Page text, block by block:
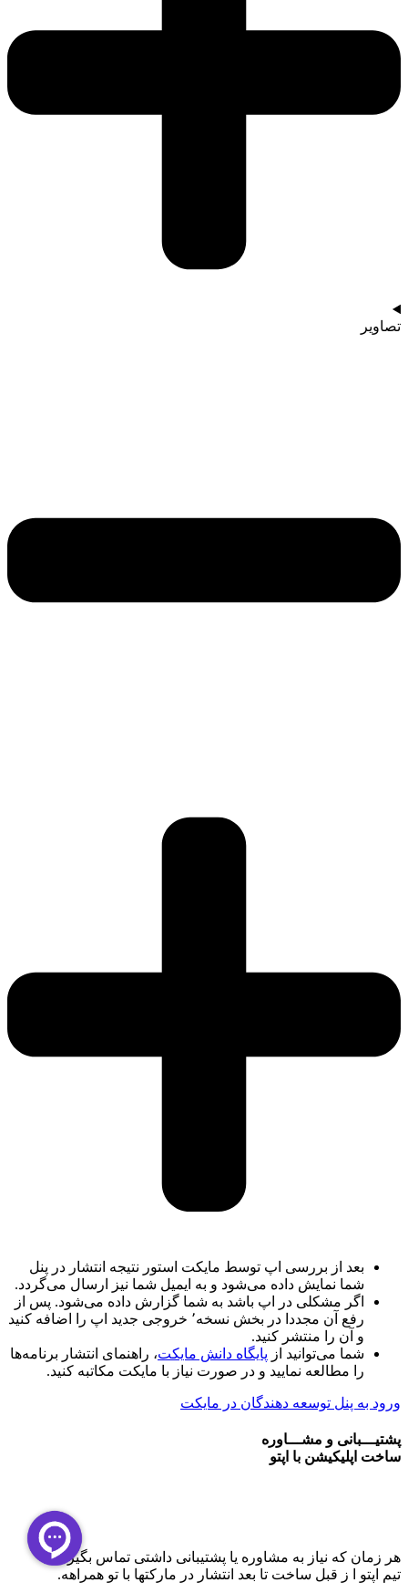
تصاویر
بعد از بررسی اپ توسط مایکت استور نتیجه انتشار در پنل
شما نمایش داده می‌شود و به ایمیل شما نیز ارسال می‌گردد.
اگر مشکلی در اپ باشد به شما گزارش داده می‌شود. پس از
رفع آن مجددا در بخش نسخه٬ خروجی جدید اپ را اضافه کنید
و آن را منتشر کنید.
شما می‌توانید از پایگاه دانش مایکت، راهنمای انتشار برنامه‌ها
را مطالعه نمایید و در صورت نیاز با مایکت مکاتبه کنید.
ورود به پنل توسعه دهندگان در مایکت
پشتیـــبانی و مشـــاوره
ساخت اپلیکیشن با اپتو
هر زمان که نیاز به مشاوره یا پشتیبانی داشتی تماس بگیر
تیم اپتو ا ز قبل ساخت تا بعد انتشار در مارکتها با تو همراهه.